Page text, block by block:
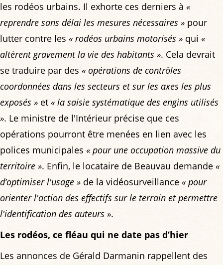
les rodéos urbains. Il exhorte ces derniers à «
reprendre sans délai les mesures nécessaires » pour
lutter contre les « rodéos urbains motorisés » qui «
altèrent gravement la vie des habitants ». Cela devrait
se traduire par des « opérations de contrôles
coordonnées dans les secteurs et sur les axes les plus
exposés » et « la saisie systématique des engins utilisés
». Le ministre de l'Intérieur précise que ces
opérations pourront être menées en lien avec les
polices municipales « pour une occupation massive du
territoire ». Enfin, le locataire de Beauvau demande «
d’optimiser l'usage » de la vidéosurveillance « pour
orienter l'action des effectifs sur le terrain et permettre
l'identification des auteurs ».
Les rodéos, ce fléau qui ne date pas d’hier
Les annonces de Gérald Darmanin rappellent des